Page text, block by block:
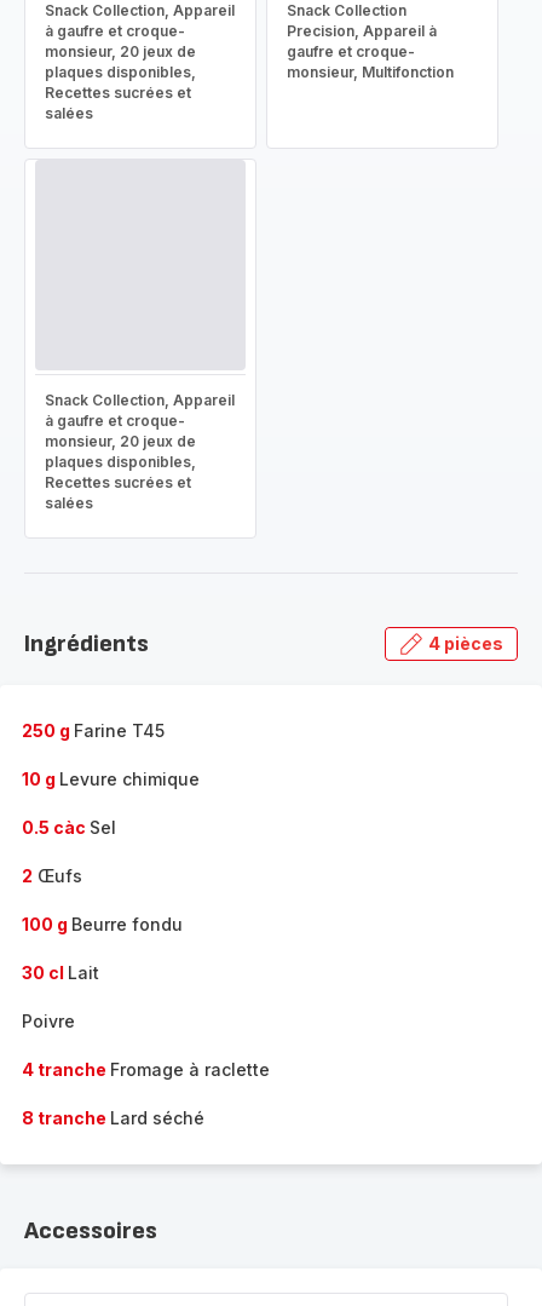
Snack Collection, Appareil
à gaufre et croque-
monsieur, 20 jeux de
plaques disponibles,
Recettes sucrées et
salées
Snack Collection
Precision, Appareil à
gaufre et croque-
monsieur, Multifonction
Snack Collection, Appareil
à gaufre et croque-
monsieur, 20 jeux de
plaques disponibles,
Recettes sucrées et
salées
Ingrédients 4 pièces
250 g Farine T45
10 g Levure chimique
0.5 càc Sel
2 Œufs
100 g Beurre fondu
30 cl Lait
Poivre
4 tranche Fromage à raclette
8 tranche Lard séché
Accessoires